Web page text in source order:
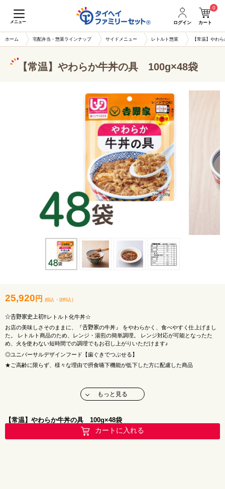
メニュー ログイン カート
0
ホーム 宅配弁当・惣菜ラインナップ サイドメニュー レトルト惣菜 【常温】やわ
【常温】やわらか牛丼の具 100g×48袋
25,920 円 (税込 ・ 送料込)
☆𠮷野家史上初‼レトルト化牛丼☆
お店の美味しさそのままに、『𠮷野家の牛丼』 をやわらかく、食べやすく仕上げまし
た。 レトルト商品のため、レンジ・湯煎の簡単調理。 レンジ対応が可能となったた
め、火を使わない短時間での調理でもお召し上がりいただけます♪
◎ユニバーサルデザインフード【歯ぐきでつぶせる】
★ご高齢に限らず、様々な理由で摂食嚥下機能が低下した方に配慮した商品
【電子レンジの場合】袋の封を切らずに電子レンジに立てて入れ、加熱してください
【湯煎の場合】袋の封を切らずに、熱湯の中に入れ、2～3分沸騰させて温めてくださ
もっと見る
【常温】やわらか牛丼の具 100g×48袋
カートに入れる